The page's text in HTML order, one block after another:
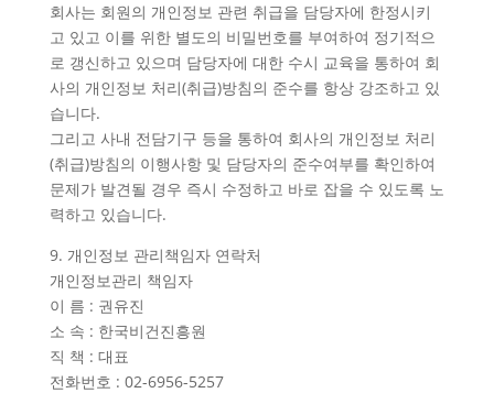
회사는 회원의 개인정보 관련 취급을 담당자에 한정시키
고 있고 이를 위한 별도의 비밀번호를 부여하여 정기적으
로 갱신하고 있으며 담당자에 대한 수시 교육을 통하여 회
사의 개인정보 처리(취급)방침의 준수를 항상 강조하고 있
습니다.
그리고 사내 전담기구 등을 통하여 회사의 개인정보 처리
(취급)방침의 이행사항 및 담당자의 준수여부를 확인하여
문제가 발견될 경우 즉시 수정하고 바로 잡을 수 있도록 노
력하고 있습니다.
9. 개인정보 관리책임자 연락처
개인정보관리 책임자
이 름 : 권유진
소 속 : 한국비건진흥원
직 책 : 대표
전화번호 : 02-6956-5257